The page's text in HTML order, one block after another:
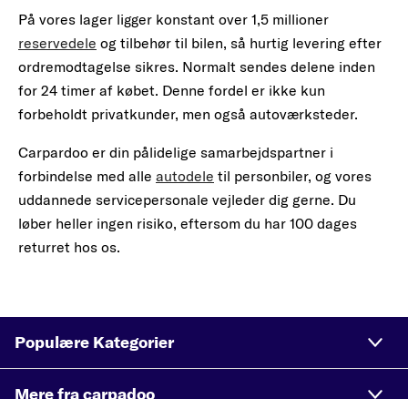
På vores lager ligger konstant over 1,5 millioner
reservedele og tilbehør til bilen, så hurtig levering efter
ordremodtagelse sikres. Normalt sendes delene inden
for 24 timer af købet. Denne fordel er ikke kun
forbeholdt privatkunder, men også autoværksteder.
Carpardoo er din pålidelige samarbejdspartner i
forbindelse med alle autodele til personbiler, og vores
uddannede servicepersonale vejleder dig gerne. Du
løber heller ingen risiko, eftersom du har 100 dages
returret hos os.
Populære Kategorier
Mere fra carpadoo